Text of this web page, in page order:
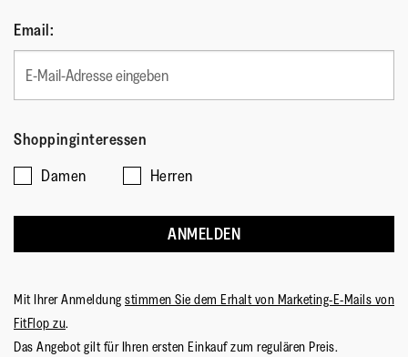
Email:
Shoppinginteressen
Damen
Herren
ANMELDEN
Mit Ihrer Anmeldung stimmen Sie dem Erhalt von Marketing-E-Mails von
FitFlop zu.
Das Angebot gilt für Ihren ersten Einkauf zum regulären Preis.